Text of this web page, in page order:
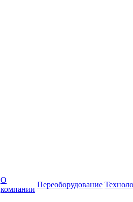
О
компании
Переоборудование